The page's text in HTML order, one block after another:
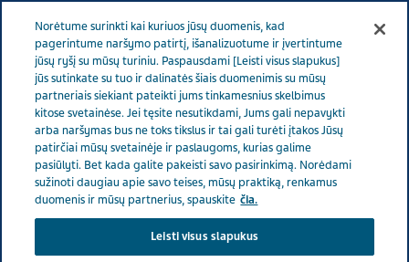
Lithuania Rūpinamės sveikata Visos istorijos
slaugytoją apima pyktis ir netikrumas
Kai jauną slaugytoją apima
pyktis ir netikrumas
Norėtume surinkti kai kuriuos jūsų duomenis, kad
pagerintume naršymo patirtį, išanalizuotume ir įvertintume
jūsų ryšį su mūsų turiniu. Paspausdami [Leisti visus slapukus]
jūs sutinkate su tuo ir dalinatės šiais duomenimis su mūsų
partneriais siekiant pateikti jums tinkamesnius skelbimus
kitose svetainėse. Jei tęsite nesutikdami, Jums gali nepavykti
arba naršymas bus ne toks tikslus ir tai gali turėti įtakos Jūsų
patirčiai mūsų svetainėje ir paslaugoms, kurias galime
pasiūlyti. Bet kada galite pakeisti savo pasirinkimą. Norėdami
sužinoti daugiau apie savo teises, mūsų praktiką, renkamus
duomenis ir mūsų partnerius, spauskite čia.
Leisti visus slapukus